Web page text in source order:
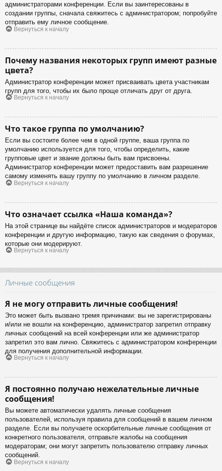
администраторами конференции. Если вы заинтересованы в
создании группы, сначала свяжитесь с администратором; попробуйте
отправить ему личное сообщение.
Вернуться к началу
Почему названия некоторых групп имеют разные
цвета?
Администратор конференции может присваивать цвета участникам
групп для того, чтобы их было проще отличать друг от друга.
Вернуться к началу
Что такое группа по умолчанию?
Если вы состоите более чем в одной группе, ваша группа по
умолчанию используется для того, чтобы определить, какие
групповые цвет и звание должны быть вам присвоены.
Администратор конференции может предоставить вам разрешение
самому изменять вашу группу по умолчанию в личном разделе.
Вернуться к началу
Что означает ссылка «Наша команда»?
На этой странице вы найдёте список администраторов и модераторов
конференции и другую информацию, такую как сведения о форумах,
которые они модерируют.
Вернуться к началу
Личные сообщения
Я не могу отправить личные сообщения!
Это может быть вызвано тремя причинами: вы не зарегистрированы
и/или не вошли на конференцию, администратор запретил отправку
личных сообщений на всей конференции или же администратор
запретил это вам лично. Свяжитесь с администратором конференции
для получения дополнительной информации.
Вернуться к началу
Я постоянно получаю нежелательные личные
сообщения!
Вы можете автоматически удалять личные сообщения
пользователей, используя правила для сообщений в вашем личном
разделе. Если вы получаете оскорбительные личные сообщения от
конкретного пользователя, отправьте жалобы на сообщения
модераторам; они могут запретить пользователю отправку личных
сообщений.
Вернуться к началу